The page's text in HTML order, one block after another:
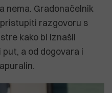
nema. Gradonačelnik
razgovoru s
kako bi iznašli
a od dogovara i